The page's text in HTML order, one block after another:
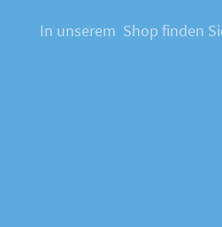
In unserem Shop finden